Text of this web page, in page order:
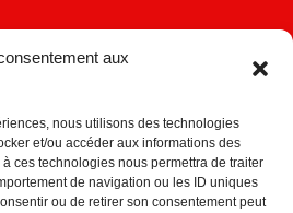
aux
nous utilisons des technologies
et/ou accéder aux informations des
ces technologies nous permettra de traiter
de navigation ou les ID uniques
ou de retirer son consentement peut
2091
1840